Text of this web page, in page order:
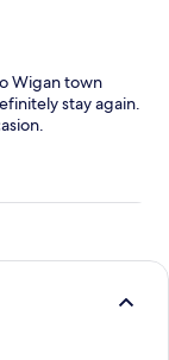
Wigan town
stay again.